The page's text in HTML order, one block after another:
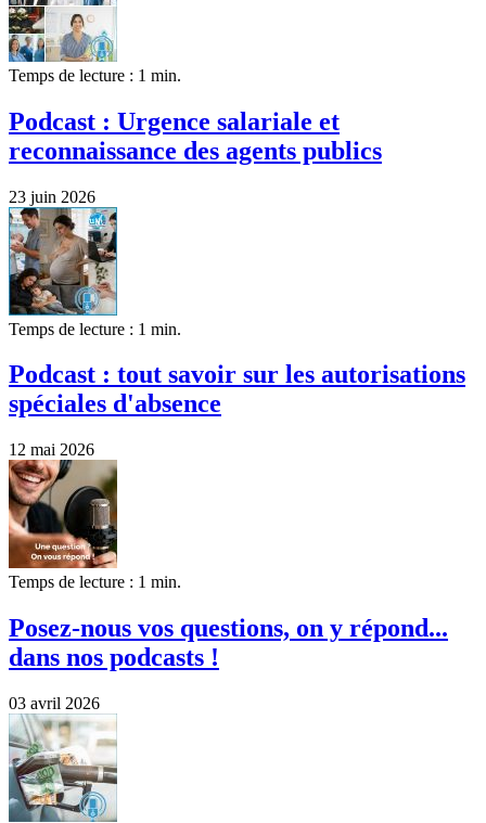
Temps de lecture : 1 min.
Podcast : Urgence salariale et
reconnaissance des agents publics
23 juin 2026
Temps de lecture : 1 min.
Podcast : tout savoir sur les autorisations
spéciales d'absence
12 mai 2026
Temps de lecture : 1 min.
Posez-nous vos questions, on y répond...
dans nos podcasts !
03 avril 2026